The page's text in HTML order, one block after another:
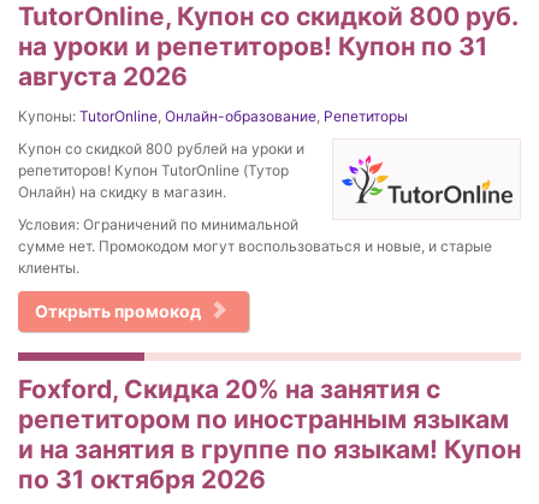
TutorOnline, Купон со скидкой 800 руб.
на уроки и репетиторов! Купон по 31
августа 2026
Купоны: TutorOnline, Онлайн-образование, Репетиторы
Купон со скидкой 800 рублей на уроки и
репетиторов! Купон TutorOnline (Тутор
Онлайн) на скидку в магазин.
Условия: Ограничений по минимальной
сумме нет. Промокодом могут воспользоваться и новые, и старые
клиенты.
Открыть промокод
Foxford, Скидка 20% на занятия с
репетитором по иностранным языкам
и на занятия в группе по языкам! Купон
по 31 октября 2026